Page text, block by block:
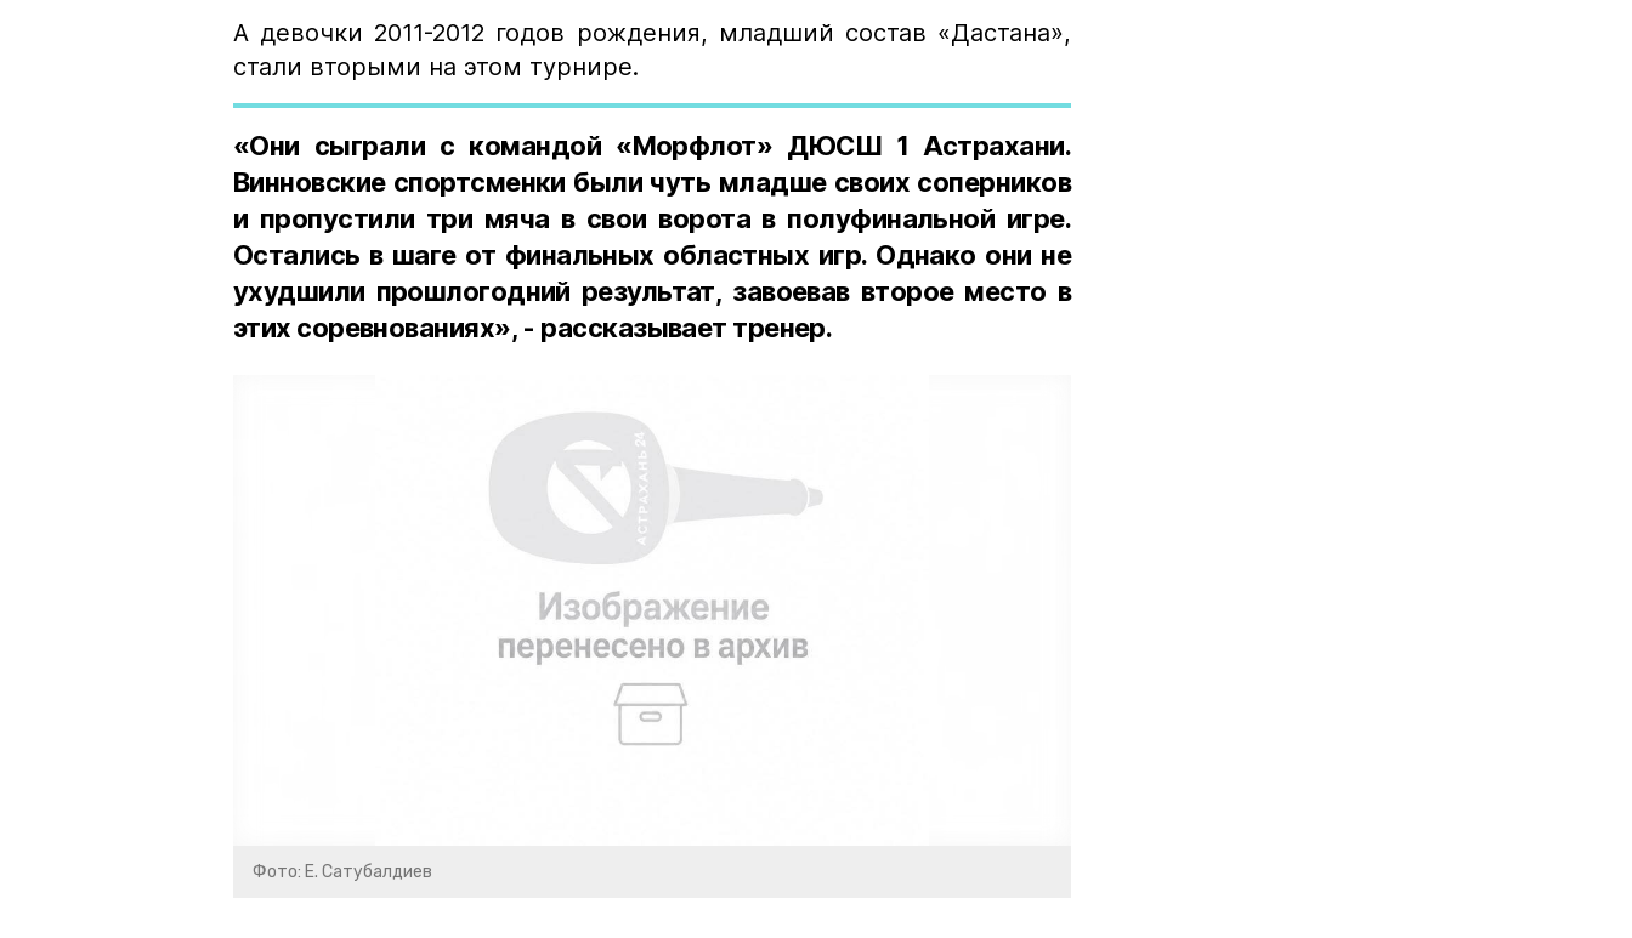
А девочки 2011-2012 годов рождения, младший состав «Дастана»,
стали вторыми на этом турнире.
«Они сыграли с командой «Морфлот» ДЮСШ 1 Астрахани.
Винновские спортсменки были чуть младше своих соперников
и пропустили три мяча в свои ворота в полуфинальной игре.
Остались в шаге от финальных областных игр. Однако они не
ухудшили прошлогодний результат, завоевав второе место в
этих соревнованиях», - рассказывает тренер.
Фото: Е. Сатубалдиев